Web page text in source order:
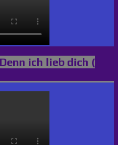
ich lieb dich (